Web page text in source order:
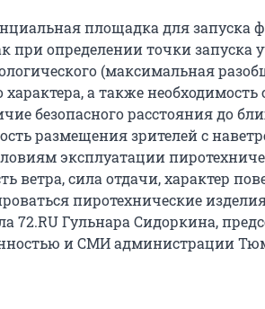
площадка для запуска
при определении точки
(максимальная
а также
безопасного расстояния до
размещения зрителей с
эксплуатации
ветра, сила отдачи, характер
пиротехнические
72.RU Гульнара Сидоркина,
и СМИ администрации